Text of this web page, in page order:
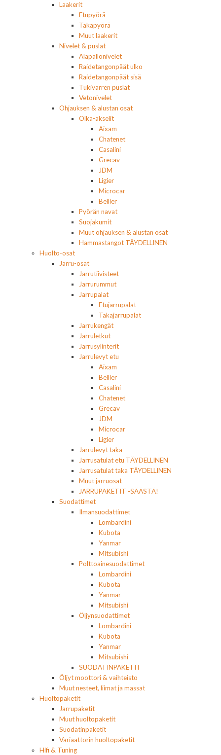
Laakerit
Etupyörä
Takapyörä
Muut laakerit
Nivelet & puslat
Alapallonivelet
Raidetangonpäät ulko
Raidetangonpäät sisä
Tukivarren puslat
Vetonivelet
Ohjauksen & alustan osat
Olka-akselit
Aixam
Chatenet
Casalini
Grecav
JDM
Ligier
Microcar
Bellier
Pyörän navat
Suojakumit
Muut ohjauksen & alustan osat
Hammastangot TÄYDELLINEN
Huolto-osat
Jarru-osat
Jarrutiivisteet
Jarrurummut
Jarrupalat
Etujarrupalat
Takajarrupalat
Jarrukengät
Jarruletkut
Jarrusylinterit
Jarrulevyt etu
Aixam
Bellier
Casalini
Chatenet
Grecav
JDM
Microcar
Ligier
Jarrulevyt taka
Jarrusatulat etu TÄYDELLINEN
Jarrusatulat taka TÄYDELLINEN
Muut jarruosat
JARRUPAKETIT -SÄÄSTÄ!
Suodattimet
Ilmansuodattimet
Lombardini
Kubota
Yanmar
Mitsubishi
Polttoainesuodattimet
Lombardini
Kubota
Yanmar
Mitsubishi
Öljynsuodattimet
Lombardini
Kubota
Yanmar
Mitsubishi
SUODATINPAKETIT
Öljyt moottori & vaihteisto
Muut nesteet, liimat ja massat
Huoltopaketit
Jarrupaketit
Muut huoltopaketit
Suodatinpaketit
Variaattorin huoltopaketit
Hifi & Tuning